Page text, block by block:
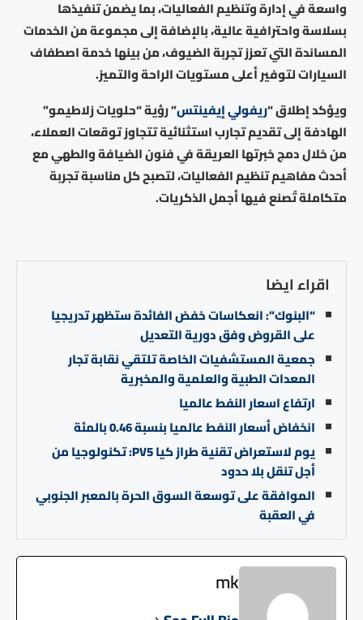
واسعة في إدارة وتنظيم الفعاليات، بما يضمن تنفيذها
بسلاسة واحترافية عالية، بالإضافة إلى مجموعة من الخدمات
المساندة التي تعزز تجربة الضيوف، من بينها خدمة اصطفاف
السيارات لتوفير أعلى مستويات الراحة والتميز.
ويؤكد إطلاق “ريفولي إيفينتس” رؤية “حلويات زلاطيمو”
الهادفة إلى تقديم تجارب استثنائية تتجاوز توقعات العملاء،
من خلال دمج خبرتها العريقة في فنون الضيافة والطهي مع
أحدث مفاهيم تنظيم الفعاليات، لتصبح كل مناسبة تجربة
متكاملة تُصنع فيها أجمل الذكريات.
اقراء ايضا
“البنوك”: انعكاسات خفض الفائدة ستظهر تدريجيا
على القروض وفق دورية التعديل
جمعية المستشفيات الخاصة تلتقي نقابة تجار
المعدات الطبية والعلمية والمخبرية
ارتفاع اسعار النفط عالميا
انخفاض أسعار النفط عالميا بنسبة 0.46 بالمئة
يوم لاستعراض تقنية طراز كيا PV5: تكنولوجيا من
أجل تنقل بلا حدود
الموافقة على توسعة السوق الحرة بالمعبر الجنوبي
في العقبة
mk